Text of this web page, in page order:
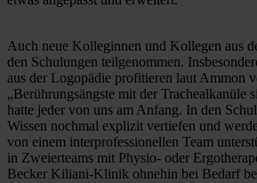
Auch neue Kolleginnen und Kollegen aus
den Schulungen teilgenommen.
aus der Logopädie profitieren laut Ammon
„Berührungsängste mit der Trachealkanüle
hatte jeder von uns am Anfang. In den
Wissen nochmal explizit vertiefen und
von einem interprofessionellen Team
in Zweierteams mit Physio- oder
Becker Kiliani-Klinik ohnehin bei Bedarf